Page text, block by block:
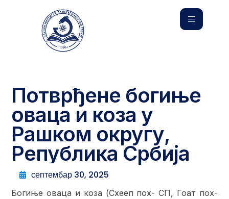
Потврђене богиње
оваца и коза у
Рашком округу,
Република Србија
септембар 30, 2025
Богиње оваца и коза (Схееп поx- СП, Гоат поx-